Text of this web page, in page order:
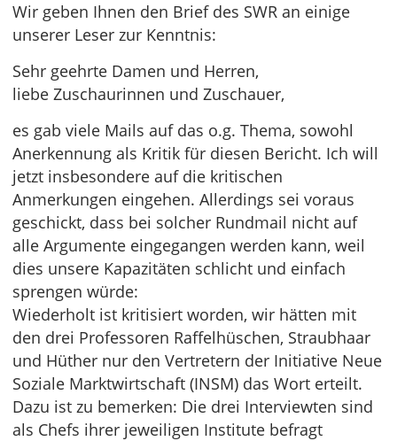
Wir geben Ihnen den Brief des SWR an einige
unserer Leser zur Kenntnis:
Sehr geehrte Damen und Herren,
liebe Zuschaurinnen und Zuschauer,
es gab viele Mails auf das o.g. Thema, sowohl
Anerkennung als Kritik für diesen Bericht. Ich will
jetzt insbesondere auf die kritischen
Anmerkungen eingehen. Allerdings sei voraus
geschickt, dass bei solcher Rundmail nicht auf
alle Argumente eingegangen werden kann, weil
dies unsere Kapazitäten schlicht und einfach
sprengen würde:
Wiederholt ist kritisiert worden, wir hätten mit
den drei Professoren Raffelhüschen, Straubhaar
und Hüther nur den Vertretern der Initiative Neue
Soziale Marktwirtschaft (INSM) das Wort erteilt.
Dazu ist zu bemerken: Die drei Interviewten sind
als Chefs ihrer jeweiligen Institute befragt